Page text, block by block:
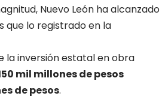
Nuevo León ha alcanzado
que lo registrado en la
la inversión estatal en obra
mil millones de pesos
de pesos.